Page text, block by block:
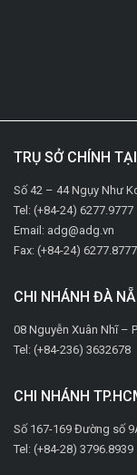
TRỤ SỞ CHÍNH
Số 42 – 44 Ngụy Như
Tel: (+84-24) 6277.9777
Email: adg@adg.vn
Fax: (+84-24) 6277.8777
CHI NHÁNH ĐÀ
08 Nguyễn Xuân Nhĩ –
Tel: (+84-236) 3632678
CHI NHÁNH
Số 167-169 Đường số
Tel: (+84-28) 3796.8939